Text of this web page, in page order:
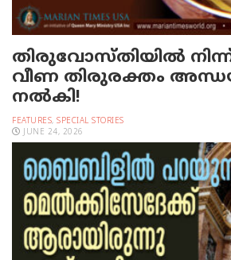
തിരുവോസ്തിയില്‍ നിന്ന്
വീണ തിരുരക്തം
നല്‍കി!
FEATURES, SPECIAL STORIES
JUNE 24, 2026